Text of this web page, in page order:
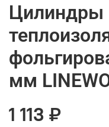
Цилиндры
мм
1 113 ₽